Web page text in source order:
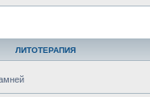
ЛИТОТЕРАПИЯ